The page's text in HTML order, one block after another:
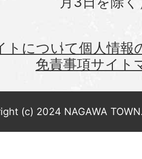
トについて個人情報
免責事項サイト
(c) 2024 NAGAWA